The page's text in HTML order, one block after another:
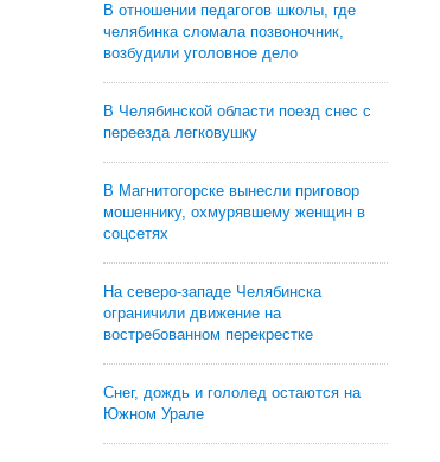
В отношении педагогов школы, где
челябинка сломала позвоночник,
возбудили уголовное дело
В Челябинской области поезд снес с
переезда легковушку
В Магнитогорске вынесли приговор
мошеннику, охмурявшему женщин в
соцсетях
На северо-западе Челябинска
ограничили движение на
востребованном перекрестке
Снег, дождь и гололед остаются на
Южном Урале